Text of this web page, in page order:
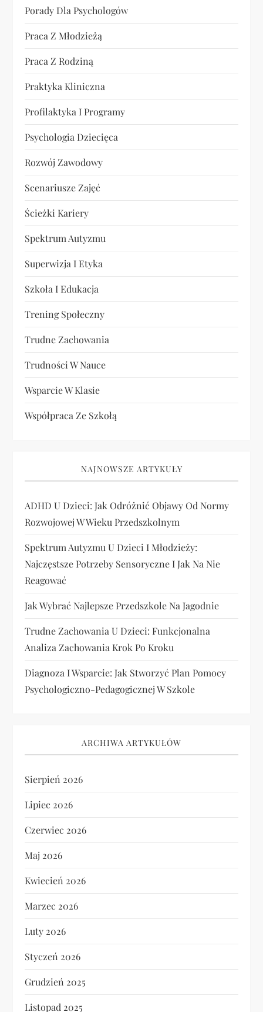
Porady Dla Psychologów
Praca Z Młodzieżą
Praca Z Rodziną
Praktyka Kliniczna
Profilaktyka I Programy
Psychologia Dziecięca
Rozwój Zawodowy
Scenariusze Zajęć
Ścieżki Kariery
Spektrum Autyzmu
Superwizja I Etyka
Szkoła I Edukacja
Trening Społeczny
Trudne Zachowania
Trudności W Nauce
Wsparcie W Klasie
Współpraca Ze Szkołą
NAJNOWSZE ARTYKUŁY
ADHD U Dzieci: Jak Odróżnić Objawy Od Normy
Rozwojowej W Wieku Przedszkolnym
Spektrum Autyzmu U Dzieci I Młodzieży:
Najczęstsze Potrzeby Sensoryczne I Jak Na Nie
Reagować
Jak Wybrać Najlepsze Przedszkole Na Jagodnie
Trudne Zachowania U Dzieci: Funkcjonalna
Analiza Zachowania Krok Po Kroku
Diagnoza I Wsparcie: Jak Stworzyć Plan Pomocy
Psychologiczno-Pedagogicznej W Szkole
ARCHIWA ARTYKUŁÓW
Sierpień 2026
Lipiec 2026
Czerwiec 2026
Maj 2026
Kwiecień 2026
Marzec 2026
Luty 2026
Styczeń 2026
Grudzień 2025
Listopad 2025